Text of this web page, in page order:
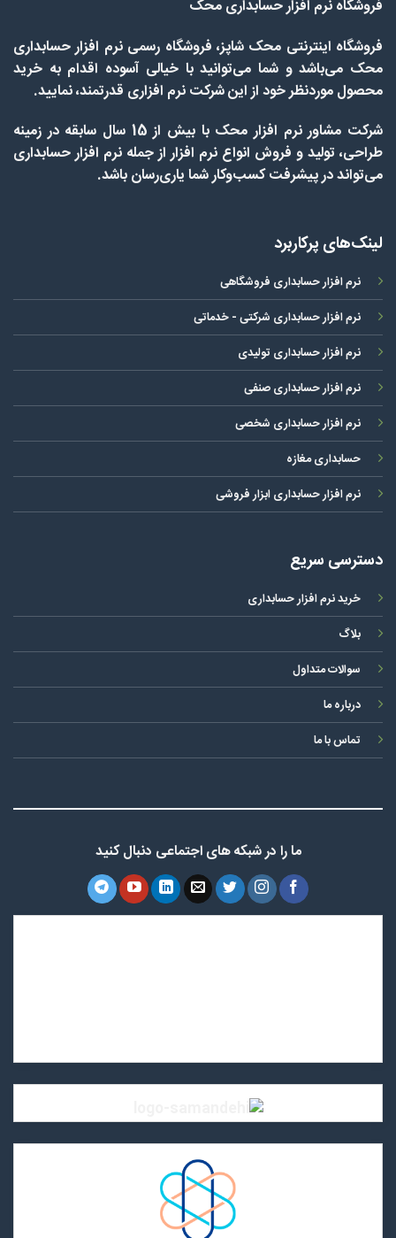
فروشگاه نرم افزار حسابداری محک
فروشگاه اینترنتی محک شاپز، فروشگاه رسمی نرم افزار حسابداری
محک می‌باشد و شما می‌توانید با خیالی آسوده اقدام به خرید
محصول موردنظر خود از این شرکت نرم افزاری قدرتمند، نمایید.
شرکت مشاور نرم افزار محک با بیش از 15 سال سابقه در زمینه
طراحی، تولید و فروش انواع نرم افزار از جمله نرم افزار حسابداری
می‌تواند در پیشرفت کسب‌وکار شما یاری‌رسان باشد.
لینک‌های پرکاربرد
نرم افزار حسابداری فروشگاهی
نرم افزار حسابداری شرکتی - خدماتی
نرم افزار حسابداری تولیدی
نرم افزار حسابداری صنفی
نرم افزار حسابداری شخصی
حسابداری مغازه
نرم افزار حسابداری ابزار فروشی
دسترسی سریع
خرید نرم افزار حسابداری
بلاگ
سوالات متداول
درباره ما
تماس با ما
ما را در شبکه های اجتماعی دنبال کنید